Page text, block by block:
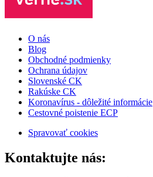
O nás
Blog
Obchodné podmienky
Ochrana údajov
Slovenské CK
Rakúske CK
Koronavírus - dôležité informácie
Cestovné poistenie ECP
Spravovať cookies
Kontaktujte nás: